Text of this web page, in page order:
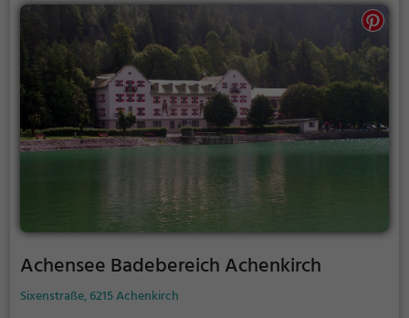
Achensee Badebereich Achenkirch
Sixenstraße, 6215 Achenkirch